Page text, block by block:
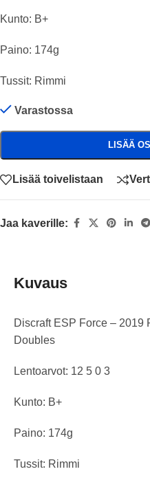
Kunto: B+
Paino: 174g
Tussit: Rimmi
Varastossa
LISÄÄ
Lisää toivelistaan
Jaa kaverille:
Kuvaus
Discraft ESP Force – 2019
Doubles
Lentoarvot: 12 5 0 3
Kunto: B+
Paino: 174g
Tussit: Rimmi